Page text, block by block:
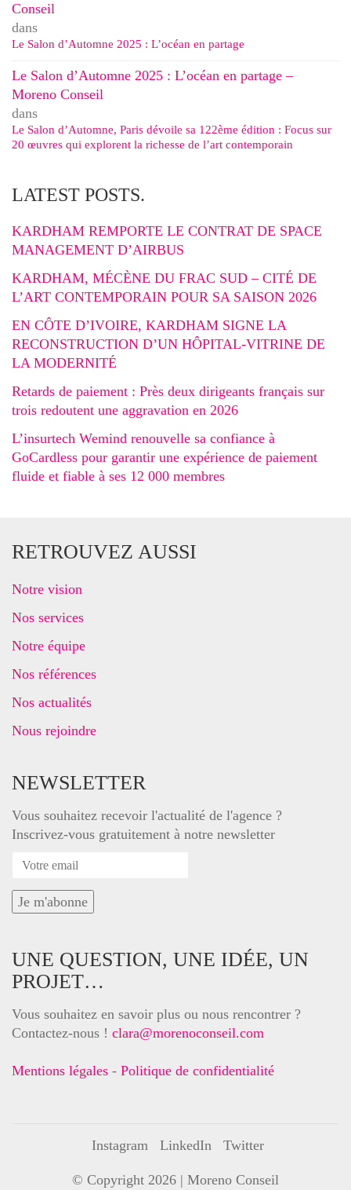
Conseil
dans
Le Salon d’Automne 2025 : L’océan en partage
Le Salon d’Automne 2025 : L’océan en partage –
Moreno Conseil
dans
Le Salon d’Automne, Paris dévoile sa 122ème édition : Focus sur
20 œuvres qui explorent la richesse de l’art contemporain
LATEST POSTS.
KARDHAM REMPORTE LE CONTRAT DE SPACE
MANAGEMENT D’AIRBUS
KARDHAM, MÉCÈNE DU FRAC SUD – CITÉ DE
L’ART CONTEMPORAIN POUR SA SAISON 2026
EN CÔTE D’IVOIRE, KARDHAM SIGNE LA
RECONSTRUCTION D’UN HÔPITAL-VITRINE DE
LA MODERNITÉ
Retards de paiement : Près deux dirigeants français sur
trois redoutent une aggravation en 2026
L’insurtech Wemind renouvelle sa confiance à
GoCardless pour garantir une expérience de paiement
fluide et fiable à ses 12 000 membres
RETROUVEZ AUSSI
Notre vision
Nos services
Notre équipe
Nos références
Nos actualités
Nous rejoindre
NEWSLETTER
Vous souhaitez recevoir l'actualité de l'agence ?
Inscrivez-vous gratuitement à notre newsletter
UNE QUESTION, UNE IDÉE, UN
PROJET…
Vous souhaitez en savoir plus ou nous rencontrer ?
Contactez-nous ! clara@morenoconseil.com
Mentions légales - Politique de confidentialité
Instagram LinkedIn Twitter
© Copyright 2026 | Moreno Conseil